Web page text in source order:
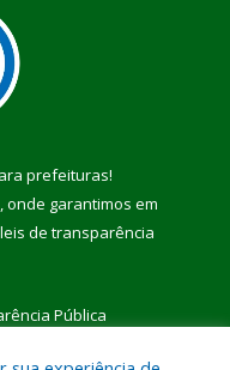
prefeituras!
onde garantimos em
leis de transparência
Pública